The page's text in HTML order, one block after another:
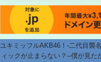
ユキミッフルAKB46！-二代目襲
ィックが止まらない？--僕が見